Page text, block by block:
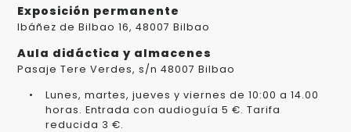
Exposición permanente
Ibáñez de Bilbao 16, 48007 Bilbao
Aula didáctica y almacenes
Pasaje Tere Verdes, s/n 48007 Bilbao
Lunes, martes, jueves y viernes de 10:00 a 14.00
horas. Entrada con audioguía 5 €. Tarifa
reducida 3 €.